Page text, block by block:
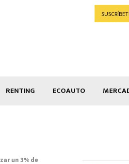
RENTING ECOAUTO
un 3% de